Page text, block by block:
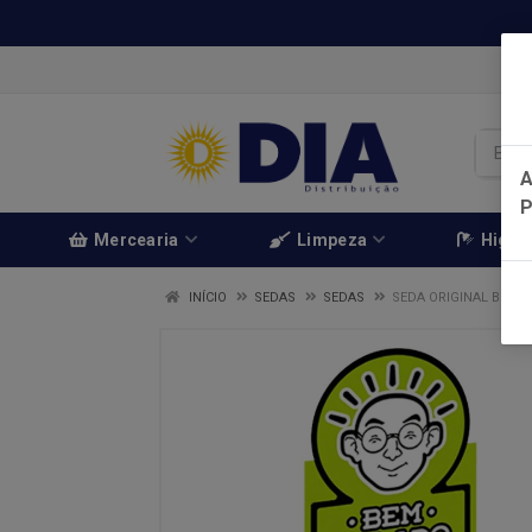
Mercearia Limpeza
INÍCIO SEDAS SEDAS SEDA ORIGINAL BEM